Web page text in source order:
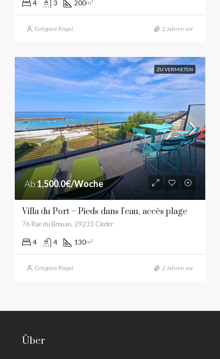
4 3 200m²
Grégoire Rispal 2 Jahren vor
ZU VERMIETEN
Ab 1,500.0€/Woche
Villa du Port – Pieds dans l’eau, accès plage
76 Rue du Brouan, 29233 Cleder
4 4 130m²
Grégoire Rispal 2 Jahren vor
Über